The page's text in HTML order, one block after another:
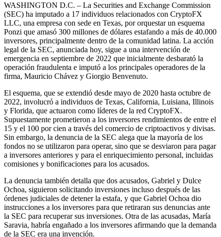
WASHINGTON D.C. – La Securities and Exchange Commission
(SEC) ha imputado a 17 individuos relacionados con CryptoFX
LLC, una empresa con sede en Texas, por orquestar un esquema
Ponzi que amasó 300 millones de dólares estafando a más de 40.000
inversores, principalmente dentro de la comunidad latina. La acción
legal de la SEC, anunciada hoy, sigue a una intervención de
emergencia en septiembre de 2022 que inicialmente desbarató la
operación fraudulenta e imputó a los principales operadores de la
firma, Mauricio Chávez y Giorgio Benvenuto.
El esquema, que se extendió desde mayo de 2020 hasta octubre de
2022, involucró a individuos de Texas, California, Luisiana, Illinois
y Florida, que actuaron como líderes de la red CryptoFX.
Supuestamente prometieron a los inversores rendimientos de entre el
15 y el 100 por cien a través del comercio de criptoactivos y divisas.
Sin embargo, la denuncia de la SEC alega que la mayoría de los
fondos no se utilizaron para operar, sino que se desviaron para pagar
a inversores anteriores y para el enriquecimiento personal, incluidas
comisiones y bonificaciones para los acusados.
La denuncia también detalla que dos acusados, Gabriel y Dulce
Ochoa, siguieron solicitando inversiones incluso después de las
órdenes judiciales de detener la estafa, y que Gabriel Ochoa dio
instrucciones a los inversores para que retiraran sus denuncias ante
la SEC para recuperar sus inversiones. Otra de las acusadas, María
Saravia, habría engañado a los inversores afirmando que la demanda
de la SEC era una invención.